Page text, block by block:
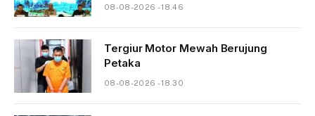
08-08-2026 - 18.46
Tergiur Motor Mewah Berujung
Petaka
08-08-2026 - 18.30